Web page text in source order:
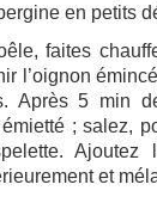
en petits
faites
l’oignon
Après 5 min
; salez,
et